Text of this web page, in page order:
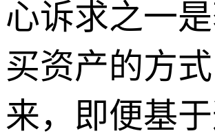
心诉求之一
买资产的方
来，即便基